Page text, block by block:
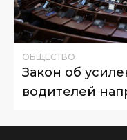
ОБЩЕСТВО
Закон об
водителей